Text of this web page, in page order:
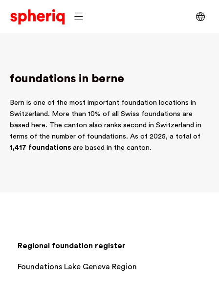
foundations in berne
Bern is one of the most important foundation locations in
Switzerland. More than 10% of all Swiss foundations are
based here. The canton also ranks second in Switzerland in
terms of the number of foundations. As of 2025, a total of
1,417 foundations are based in the canton.
Regional foundation register
Foundations Lake Geneva Region